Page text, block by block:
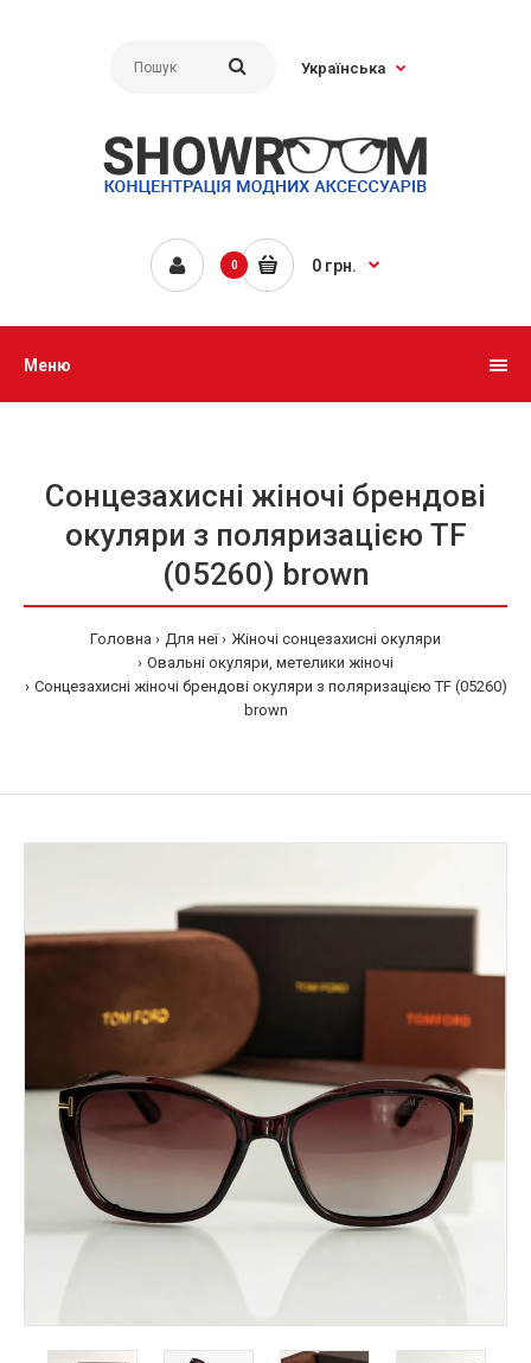
Українська
0 0 грн.
Меню
Сонцезахисні жіночі брендові
окуляри з поляризацією TF
(05260) brown
Головна Для неї
Жіночі сонцезахисні окуляри
Овальні окуляри, метелики жіночі
Сонцезахисні жіночі брендові окуляри з поляризацією TF (05260)
brown